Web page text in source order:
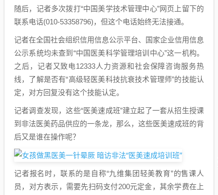
随后，记者多次拨打“中国美学技术管理中心”网页上留下的
联系电话(010-53358796)，但这个电话始终无法接通。
记者在全国社会组织信用信息公示平台、国家企业信用信息
公示系统均未查到“中国医美科学管理培训中心”这一机构。
之后，记者又致电12333人力资源和社会保障咨询服务热
线，了解是否有“高级轻医美科技抗衰技术管理师”的技能认
定，对方回复没有这个技能认定。
记者调查发现，这些“医美速成班”建立起了一套从招生授课
到非法医美药品供应的一条龙，那么，这些医美速成班的背
后又是谁在操作呢？
记者报名时，联系的是自称“九维集团轻美教育”的售课人
员，对方表示，需要先扫码支付200元定金，其余学费在上